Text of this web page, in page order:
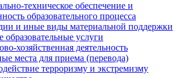
техническое обеспечение и
образовательного процесса
и иные виды материальной поддержки
образовательные услуги
хозяйственная деятельность
места для приема (перевода)
терроризму и экстремизму